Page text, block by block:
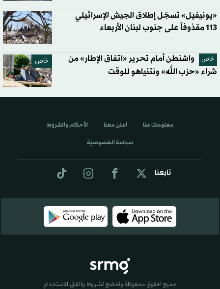
«يونيفيل» تسجّل إطلاق الجيش الإسرائيلي
113 مقذوفاً على جنوب لبنان الأربعاء
خاص خاص
واشنطن أمام تحرير «اتفاق الإطار» من
شراء «حزب الله» ونتنياهو للوقت
تابعنا
معلومات عنا اعلن معنا الأحكام والشروط
سياسة الخصوصية
جميع الحقوق محفوظة وتخضع لشروط واتفاق الاستخدام